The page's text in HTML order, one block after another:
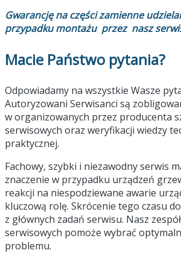
Gwarancję na części zamienne
przypadku montażu przez nasz
Macie Państwo pytania?
Odpowiadamy na wszystkie Wasze
Autoryzowani Serwisanci są
w organizowanych przez producenta
serwisowych oraz weryfikacji wiedzy
praktycznej.
Fachowy, szybki i niezawodny serwis
znaczenie w przypadku urządzeń
reakcji na niespodziewane awarie
kluczową rolę. Skrócenie tego czasu
z głównych zadań serwisu. Nasz
serwisowych pomoże wybrać
problemu.